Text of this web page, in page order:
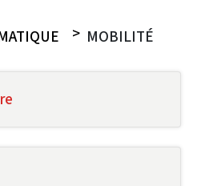
MOBILITÉ